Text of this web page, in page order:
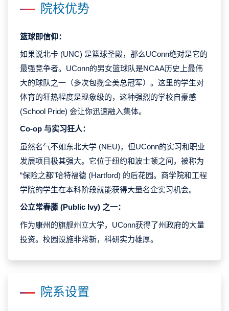
院校优势
篮球即信仰：
如果说北卡 (UNC) 是篮球圣殿，那么UConn绝对是它的
最强竞争者。UConn的男女篮球队是NCAA历史上最伟
大的球队之一（多次包揽全美总冠军）。这里的学生对
体育的狂热程度是现象级的，这种强烈的学校自豪感
(School Pride) 会让你迅速融入集体。
Co-op 与实习狂人：
虽然名气不如东北大学 (NEU)，但UConn的实习和职业
发展项目极其强大。它位于纽约和波士顿之间，被称为
“保险之都”哈特福德 (Hartford) 的后花园。商学院和工程
学院的学生在本科阶段就能获得大量名企实习机会。
公立常春藤 (Public Ivy) 之一：
作为康州的旗舰州立大学，UConn获得了州政府的大量
投资。校园设施非常新，科研实力雄厚。
院系设置